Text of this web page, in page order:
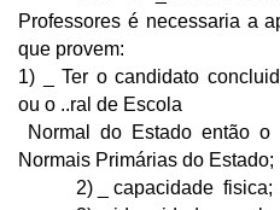
Professores é necessaria a
que provem:
1) _ Ter o candidato
ou o ..ral de Escola
Normal do Estado então o
Normais Primárias do Estado;
2) _ capacidade fisica;